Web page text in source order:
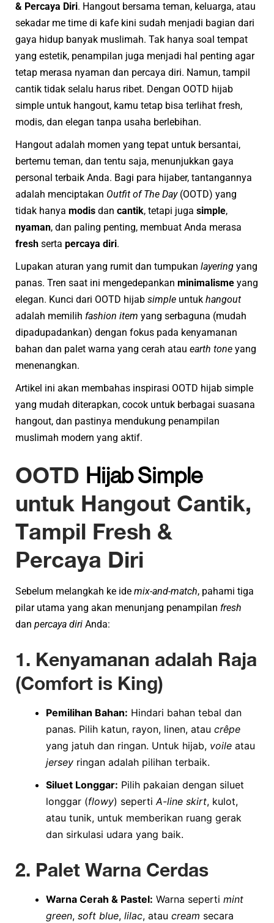
& Percaya Diri. Hangout bersama teman, keluarga, atau
sekadar me time di kafe kini sudah menjadi bagian dari
gaya hidup banyak muslimah. Tak hanya soal tempat
yang estetik, penampilan juga menjadi hal penting agar
tetap merasa nyaman dan percaya diri. Namun, tampil
cantik tidak selalu harus ribet. Dengan OOTD hijab
simple untuk hangout, kamu tetap bisa terlihat fresh,
modis, dan elegan tanpa usaha berlebihan.
Hangout adalah momen yang tepat untuk bersantai,
bertemu teman, dan tentu saja, menunjukkan gaya
personal terbaik Anda. Bagi para hijaber, tantangannya
adalah menciptakan Outfit of The Day(OOTD) yang
tidak hanya modis dan cantik, tetapi juga simple,
nyaman, dan paling penting, membuat Anda merasa
fresh serta percaya diri.
Lupakan aturan yang rumit dan tumpukan layering yang
panas. Tren saat ini mengedepankan minimalisme yang
elegan. Kunci dari OOTD hijab simple untuk hangout
adalah memilih fashion item yang serbaguna (mudah
dipadupadankan) dengan fokus pada kenyamanan
bahan dan palet warna yang cerah atau earth tone yang
menenangkan.
Artikel ini akan membahas inspirasi OOTD hijab simple
yang mudah diterapkan, cocok untuk berbagai suasana
hangout, dan pastinya mendukung penampilan
muslimah modern yang aktif.
OOTD Hijab Simple
untuk Hangout Cantik,
Tampil Fresh &
Percaya Diri
Sebelum melangkah ke ide mix-and-match, pahami tiga
pilar utama yang akan menunjang penampilan fresh
dan percaya diri Anda:
1. Kenyamanan adalah Raja
(Comfort is King)
Pemilihan Bahan: Hindari bahan tebal dan
panas. Pilih katun, rayon, linen, atau crêpe
yang jatuh dan ringan. Untuk hijab, voile atau
jersey ringan adalah pilihan terbaik.
Siluet Longgar: Pilih pakaian dengan siluet
longgar (flowy) sepertiA-line skirt, kulot,
atau tunik, untuk memberikan ruang gerak
dan sirkulasi udara yang baik.
2. Palet Warna Cerdas
Warna Cerah & Pastel: Warna seperti mint
green, soft blue, lilac, atau cream secara